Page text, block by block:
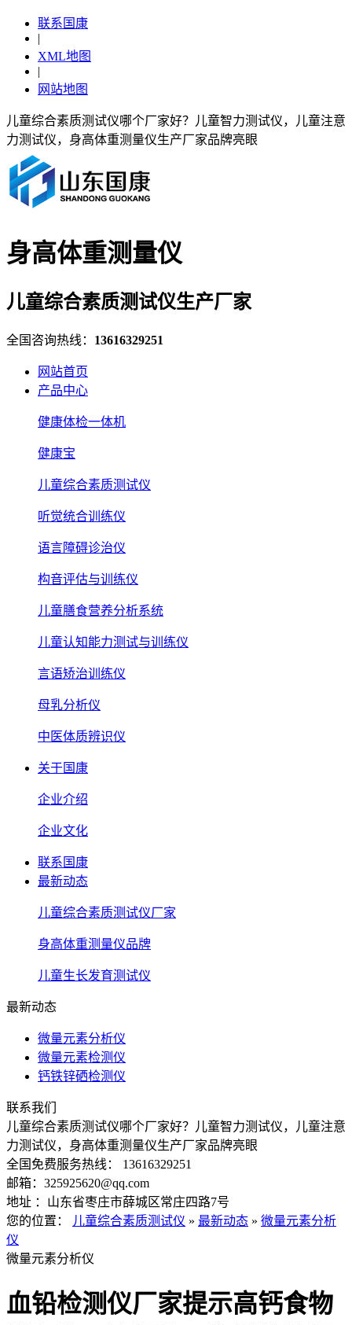
联系国康
|
XML地图
|
网站地图
儿童综合素质测试仪哪个厂家好？儿童智力测试仪，儿童注意
力测试仪，身高体重测量仪生产厂家品牌亮眼
身高体重测量仪
儿童综合素质测试仪生产厂家
全国咨询热线： 13616329251
网站首页
产品中心
健康体检一体机
健康宝
儿童综合素质测试仪
听觉统合训练仪
语言障碍诊治仪
构音评估与训练仪
儿童膳食营养分析系统
儿童认知能力测试与训练仪
言语矫治训练仪
母乳分析仪
中医体质辨识仪
关于国康
企业介绍
企业文化
联系国康
最新动态
儿童综合素质测试仪厂家
身高体重测量仪品牌
儿童生长发育测试仪
最新动态
微量元素分析仪
微量元素检测仪
钙铁锌硒检测仪
联系我们
儿童综合素质测试仪哪个厂家好？儿童智力测试仪，儿童注意
力测试仪，身高体重测量仪生产厂家品牌亮眼
全国免费服务热线： 13616329251
邮箱：325925620@qq.com
地址 ：山东省枣庄市薛城区常庄四路7号
您的位置：
儿童综合素质测试仪 » 最新动态 » 微量元素分析
仪
微量元素分析仪
血铅检测仪厂家提示高钙食物